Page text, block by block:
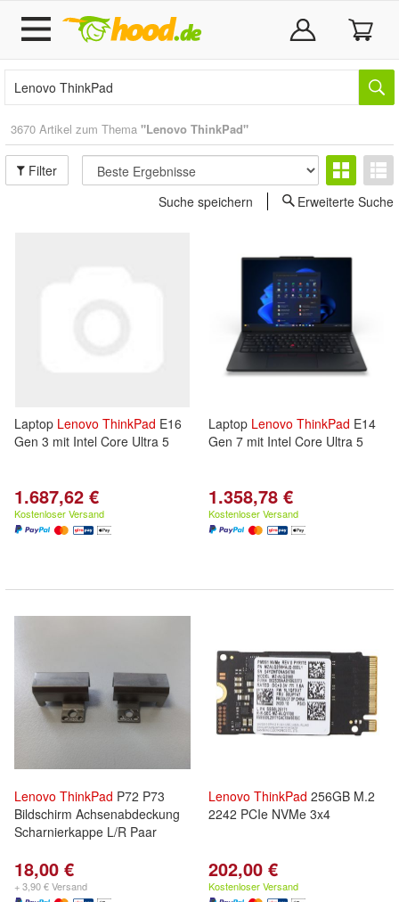
3670 Artikel zum Thema "Lenovo ThinkPad"
Filter
Suche speichern
Erweiterte Suche
Laptop Lenovo ThinkPad E16
Gen 3 mit Intel Core Ultra 5
1.687,62 €
Kostenloser Versand
Laptop Lenovo ThinkPad E14
Gen 7 mit Intel Core Ultra 5
1.358,78 €
Kostenloser Versand
Lenovo ThinkPad P72 P73
Bildschirm Achsenabdeckung
Scharnierkappe L/R Paar
18,00 €
+ 3,90 € Versand
Lenovo ThinkPad 256GB M.2
2242 PCIe NVMe 3x4
202,00 €
Kostenloser Versand